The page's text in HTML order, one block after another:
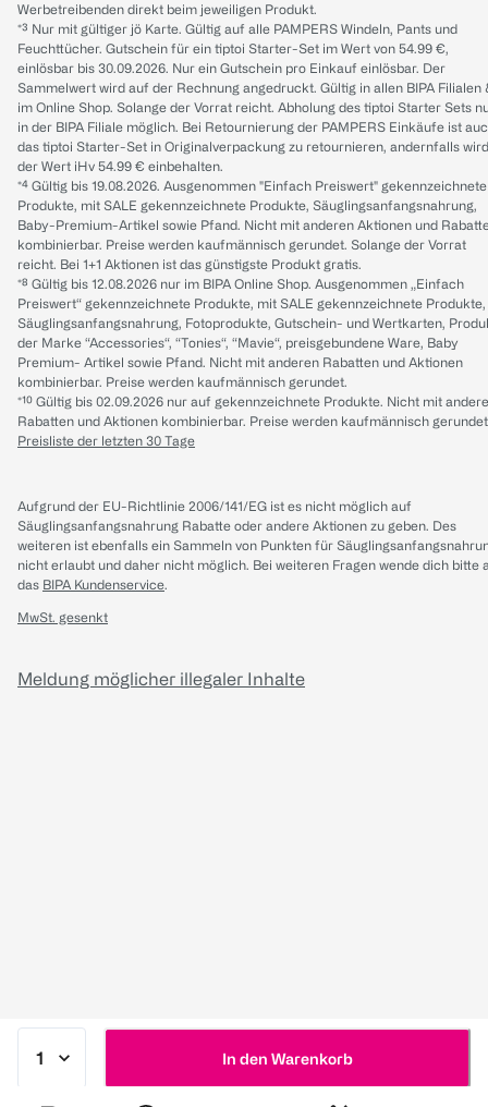
In den Warenkorb
Werbetreibenden direkt beim jeweiligen Produkt.
*³ Nur mit gültiger jö Karte. Gültig auf alle PAMPERS Windeln, Pants und
Feuchttücher. Gutschein für ein tiptoi Starter-Set im Wert von 54.99 €,
einlösbar bis 30.09.2026. Nur ein Gutschein pro Einkauf einlösbar. Der
Sammelwert wird auf der Rechnung angedruckt. Gültig in allen BIPA Filialen
im Online Shop. Solange der Vorrat reicht. Abholung des tiptoi Starter Sets
in der BIPA Filiale möglich. Bei Retournierung der PAMPERS Einkäufe ist
das tiptoi Starter-Set in Originalverpackung zu retournieren, andernfalls wird
der Wert iHv 54.99 € einbehalten.
*⁴ Gültig bis 19.08.2026. Ausgenommen "Einfach Preiswert" gekennzeichnete
Produkte, mit SALE gekennzeichnete Produkte, Säuglingsanfangsnahrung,
Baby-Premium-Artikel sowie Pfand. Nicht mit anderen Aktionen und
kombinierbar. Preise werden kaufmännisch gerundet. Solange der Vorrat
reicht. Bei 1+1 Aktionen ist das günstigste Produkt gratis.
*⁸ Gültig bis 12.08.2026 nur im BIPA Online Shop. Ausgenommen „Einfach
Preiswert“ gekennzeichnete Produkte, mit SALE gekennzeichnete Produkte,
Säuglingsanfangsnahrung, Fotoprodukte, Gutschein- und Wertkarten,
der Marke “Accessories“, “Tonies“, “Mavie“, preisgebundene Ware, Baby
Premium- Artikel sowie Pfand. Nicht mit anderen Rabatten und Aktionen
kombinierbar. Preise werden kaufmännisch gerundet.
*¹⁰ Gültig bis 02.09.2026 nur auf gekennzeichnete Produkte. Nicht mit
Rabatten und Aktionen kombinierbar. Preise werden kaufmännisch
Preisliste der letzten 30 Tage
Aufgrund der EU-Richtlinie 2006/141/EG ist es nicht möglich auf
Säuglingsanfangsnahrung Rabatte oder andere Aktionen zu geben. Des
weiteren ist ebenfalls ein Sammeln von Punkten für
nicht erlaubt und daher nicht möglich. Bei weiteren Fragen wende dich bitte
das BIPA Kundenservice.
MwSt. gesenkt
Meldung möglicher illegaler Inhalte